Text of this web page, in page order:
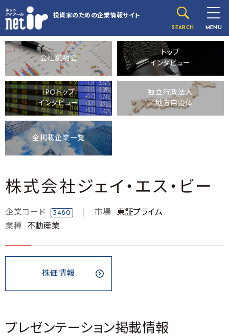
投資家のための企業情報サイト
SEARCH MENU
会社説明会
トップ
インタビュー
IPOトップ
インタビュー
独立行政法人
／地方自治体
全掲載企業一覧
株式会社ジェイ・エス・ビー
企業コード 3480 市場
東証プライム
業種
不動産業
株価情報
プレゼンテーション掲載情報